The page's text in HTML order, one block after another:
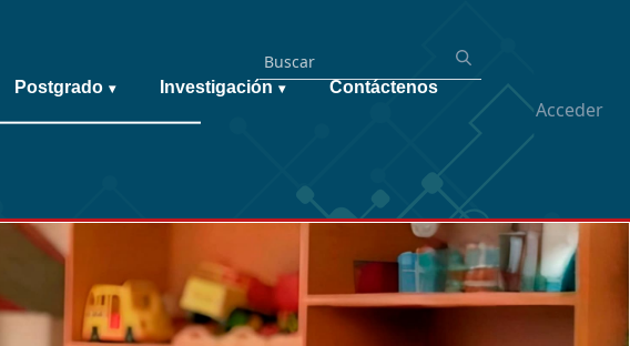
Acceder
Postgrado ▾ Investigación ▾ Contáctenos